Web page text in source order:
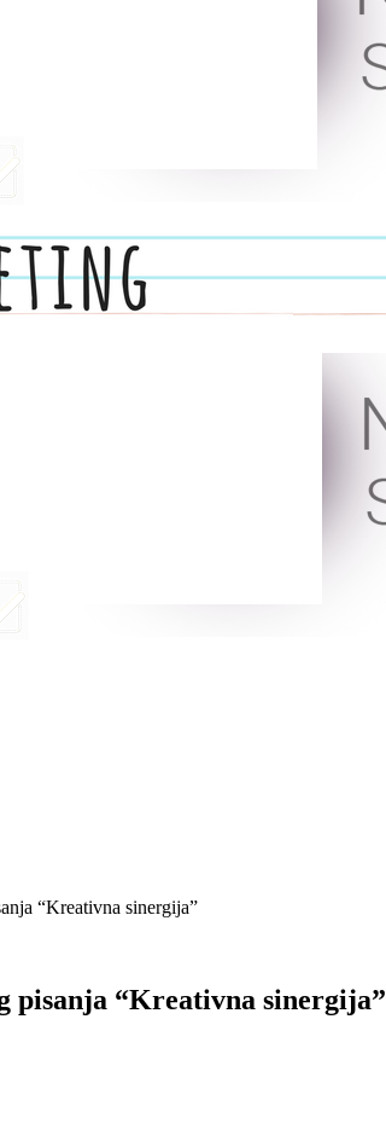
“Kreativna sinergija”
pisanja “Kreativna sinergija”